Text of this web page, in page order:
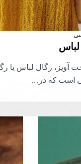
لباس
آویز، رگال لباس یا
است که در…